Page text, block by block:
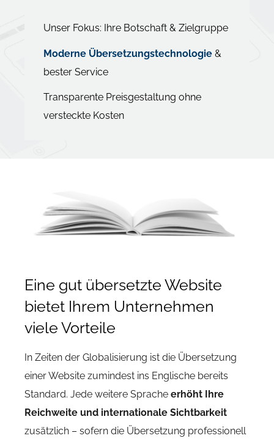
Unser Fokus: Ihre Botschaft & Zielgruppe
Moderne Übersetzungstechnologie&
bester Service
Transparente Preisgestaltung ohne
versteckte Kosten
Eine gut übersetzte Website
bietet Ihrem Unternehmen
viele Vorteile
In Zeiten der Globalisierung ist die Übersetzung
einer Website zumindest ins Englische bereits
Standard. Jede weitere Sprache erhöht Ihre
Reichweite und internationale Sichtbarkeit
zusätzlich – sofern die Übersetzung professionell